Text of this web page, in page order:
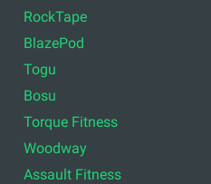
RockTape
BlazePod
Togu
Bosu
Torque Fitness
Woodway
Assault Fitness